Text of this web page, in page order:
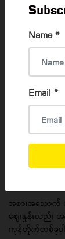
Name *
Email *
၁၈၀ အကုန်အက
Makro,
အစားအသောက်
ဈေးနှုန်းလည်း
ကုန်တိုက်တစ်ခုပါ